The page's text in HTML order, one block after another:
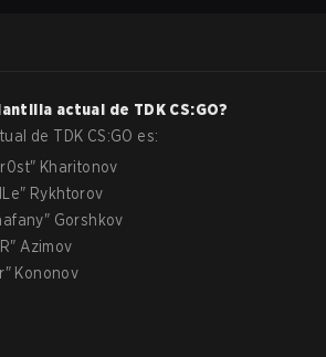
actual de TDK CS:GO?
de TDK CS:GO es:
" Kharitonov
" Rykhtorov
" Gorshkov
" Azimov
" Kononov